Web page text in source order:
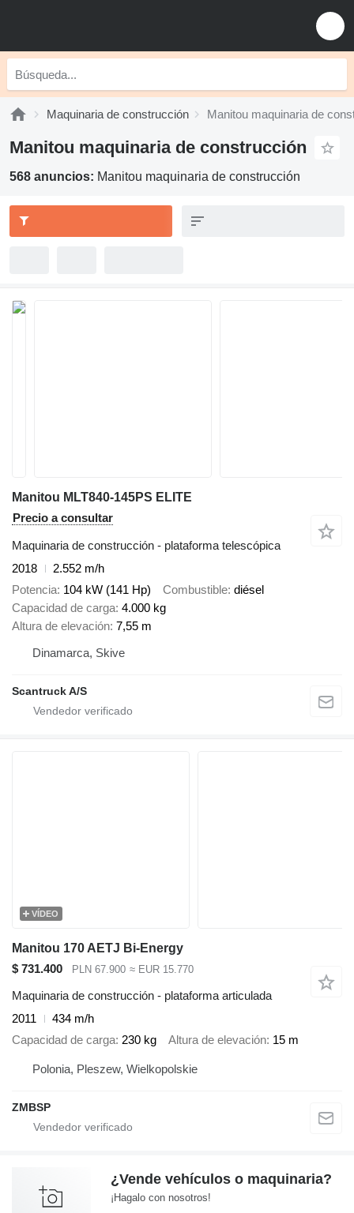
Maquinaria de construcción Manitou maquinaria de
Manitou maquinaria de construcción
568 anuncios: Manitou maquinaria de construcción
Manitou MLT840-145PS ELITE
Precio a consultar
Maquinaria de construcción - plataforma telescópica
2018
2.552 m/h
Potencia 104 kW (141 Hp) Combustible diésel
Capacidad de carga 4.000 kg
Altura de elevación 7,55 m
Dinamarca, Skive
Scantruck A/S
VÍDEO
Manitou 170 AETJ Bi-Energy
$ 731.400
PLN 67.900 ≈ EUR 15.770
Maquinaria de construcción - plataforma articulada
2011
434 m/h
Capacidad de carga 230 kg Altura de elevación 15 m
Polonia, Pleszew, Wielkopolskie
ZMBSP
¿Vende vehículos o maquinaria?
¡Hagalo con nosotros!